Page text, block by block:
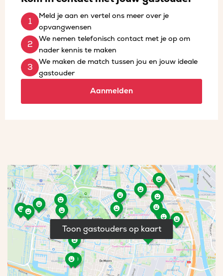
Meld je aan en vertel ons meer over je
opvangwensen
We nemen telefonisch contact met je op om
nader kennis te maken
We maken de match tussen jou en jouw ideale
gastouder
Aanmelden
Toon gastouders op kaart